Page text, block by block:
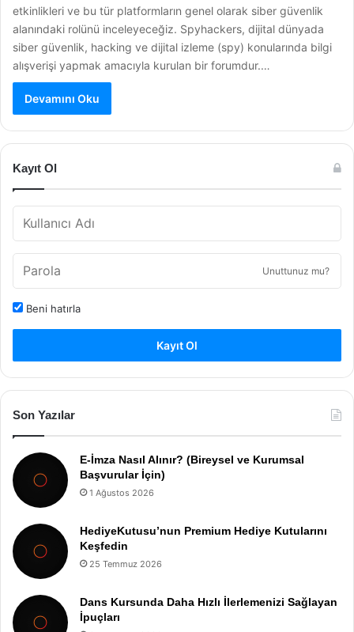
etkinlikleri ve bu tür platformların genel olarak siber güvenlik
alanındaki rolünü inceleyeceğiz. Spyhackers, dijital dünyada
siber güvenlik, hacking ve dijital izleme (spy) konularında bilgi
alışverişi yapmak amacıyla kurulan bir forumdur.…
Devamını Oku
Kayıt Ol
Unuttunuz mu?
Beni hatırla
Kayıt Ol
Son Yazılar
E-İmza Nasıl Alınır? (Bireysel ve Kurumsal
Başvurular İçin)
1 Ağustos 2026
HediyeKutusu’nun Premium Hediye Kutularını
Keşfedin
25 Temmuz 2026
Dans Kursunda Daha Hızlı İlerlemenizi Sağlayan
İpuçları